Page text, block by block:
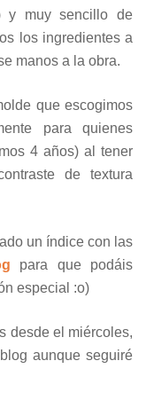
y muy sencillo de
los ingredientes a
manos a la obra.
que escogimos
para quienes
4 años) al tener
de textura
un índice con las
para que podáis
especial :o)
desde el miércoles,
aunque seguiré